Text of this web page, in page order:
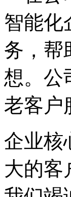
智能化
务，帮
想。公
老客户
企业核
大的客